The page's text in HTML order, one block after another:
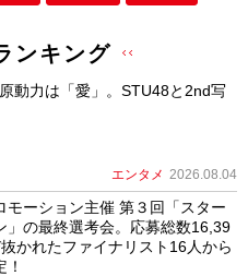
ンキング
動力は「愛」。STU48と2nd写
エンタメ 2026.08.04
モーション主催 第３回「スター
の最終選考会。応募総数16,39
かれたファイナリスト16人から